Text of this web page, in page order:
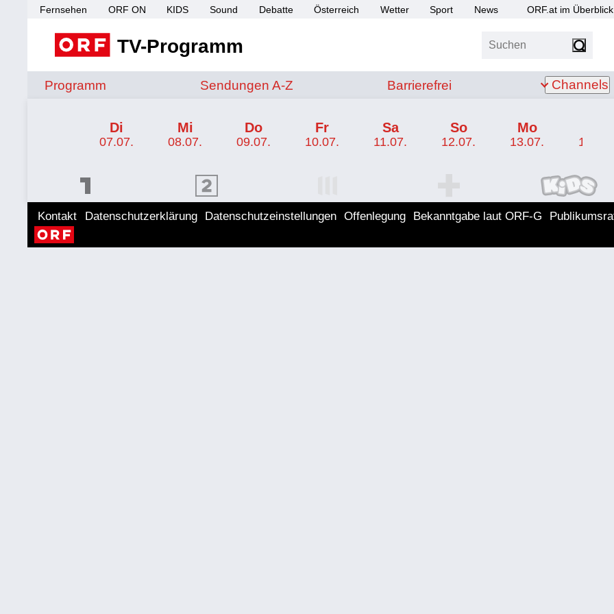
Fernsehen ORF ON KIDS Sound Debatte Österreich Wetter Sport News ORF.at im Überblick
TV-Programm Suchen
Programm Sendungen von A bis Z
Sendungen A-Z Barrierefrei
Barrierefrei Channels
Di
07.07.
Mi
08.07.
Do
09.07.
Fr
10.07.
Sa
11.07.
So
12.07.
Mo
13.07. 14.07.
ORF 2 Programm ORF KIDS Programm
Kontakt Datenschutzerklärung Datenschutzeinstellungen Offenlegung Bekanntgabe laut ORF-G